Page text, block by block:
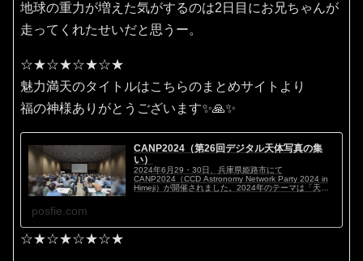
地球の重力が増えた気がするのは2日目にお兄ちゃんが
走ってくれたせいだと思うー。
☆★☆★☆★☆★
魅力満天のタイトルはこちらのまとめサイトより
福の神様ありがとうございます✨🙏✨
CANP2024（第26回デジタル天体写真の集
い）
2024年6月29・30日、兵庫県姫路市にて
CANP2024（CCD Astronomy Network Party 2024 in
Himeji）が開催されました。2024年のテーマは「天体
posfie.com
☆★☆★☆★☆★